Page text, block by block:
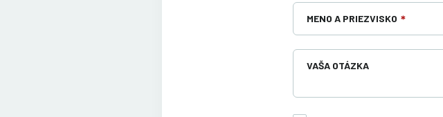
MENO A PRIEZVISKO *
VAŠA OTÁZKA